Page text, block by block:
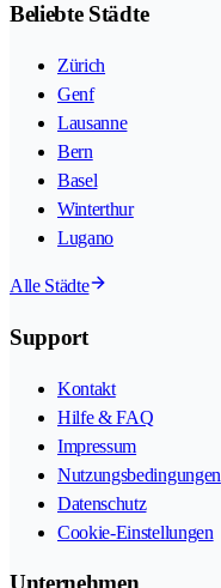
Beliebte Städte
Zürich
Genf
Lausanne
Bern
Basel
Winterthur
Lugano
Alle Städte
Support
Kontakt
Hilfe & FAQ
Impressum
Nutzungsbedingungen
Datenschutz
Cookie-Einstellungen